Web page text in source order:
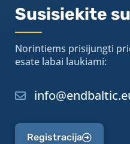
Susisiekite
Norintiems prisijungti
esate labai laukiami:
Registracija